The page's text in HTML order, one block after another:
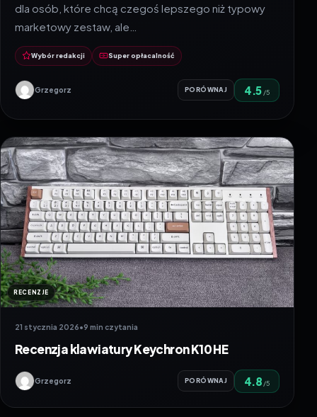
dla osób, które chcą czegoś lepszego niż typowy
marketowy zestaw, ale…
Wybór redakcji Super opłacalność
Grzegorz PORÓWNAJ 4.5 /5
RECENZJE
21 stycznia 2026•9 min czytania
Recenzja klawiatury Keychron K10 HE
Grzegorz PORÓWNAJ 4.8 /5